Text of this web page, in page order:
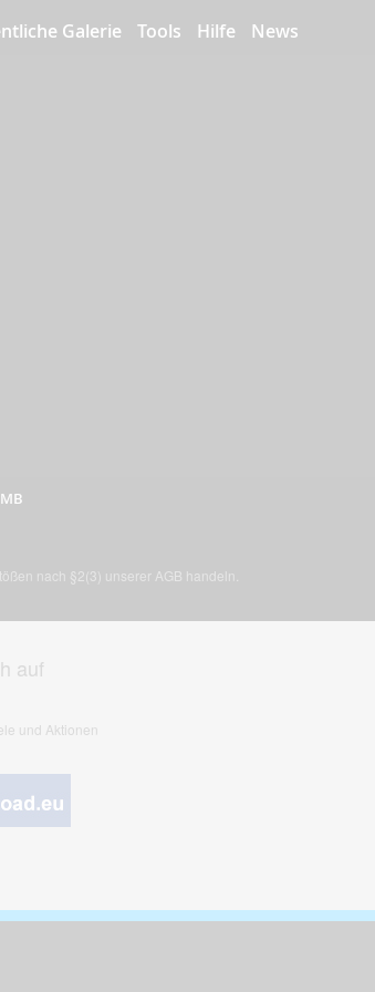
Galerie Tools Hilfe News
nach §2(3) unserer AGB handeln.
auf
und Aktionen